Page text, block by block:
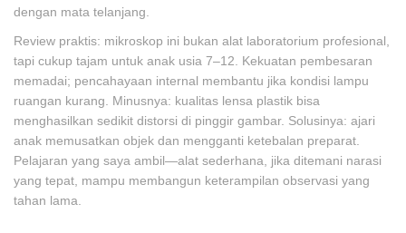
dengan mata telanjang.
Review praktis: mikroskop ini bukan alat laboratorium profesional,
tapi cukup tajam untuk anak usia 7–12. Kekuatan pembesaran
memadai; pencahayaan internal membantu jika kondisi lampu
ruangan kurang. Minusnya: kualitas lensa plastik bisa
menghasilkan sedikit distorsi di pinggir gambar. Solusinya: ajari
anak memusatkan objek dan mengganti ketebalan preparat.
Pelajaran yang saya ambil—alat sederhana, jika ditemani narasi
yang tepat, mampu membangun keterampilan observasi yang
tahan lama.